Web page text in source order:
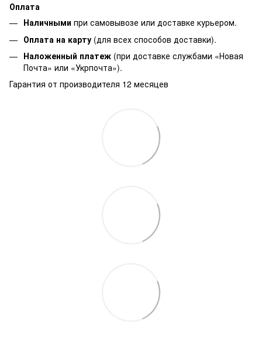
Оплата
Наличными при самовывозе или доставке курьером.
Оплата на карту (для всех способов доставки).
Наложенный платеж (при доставке службами «Новая
Почта» или «Укрпочта»).
Гарантия от производителя 12 месяцев